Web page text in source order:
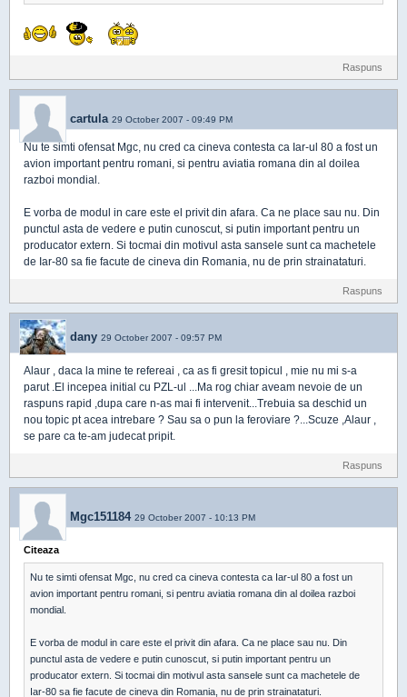
Raspuns
cartula 29 October 2007 - 09:49 PM
Nu te simti ofensat Mgc, nu cred ca cineva contesta ca Iar-ul 80 a fost un
avion important pentru romani, si pentru aviatia romana din al doilea
razboi mondial.
E vorba de modul in care este el privit din afara. Ca ne place sau nu. Din
punctul asta de vedere e putin cunoscut, si putin important pentru un
producator extern. Si tocmai din motivul asta sansele sunt ca machetele
de Iar-80 sa fie facute de cineva din Romania, nu de prin strainataturi.
Raspuns
dany 29 October 2007 - 09:57 PM
Alaur , daca la mine te refereai , ca as fi gresit topicul , mie nu mi s-a
parut .El incepea initial cu PZL-ul ...Ma rog chiar aveam nevoie de un
raspuns rapid ,dupa care n-as mai fi intervenit...Trebuia sa deschid un
nou topic pt acea intrebare ? Sau sa o pun la feroviare ?...Scuze ,Alaur ,
se pare ca te-am judecat pripit.
Raspuns
Mgc151184 29 October 2007 - 10:13 PM
Citeaza
Nu te simti ofensat Mgc, nu cred ca cineva contesta ca Iar-ul 80 a fost un
avion important pentru romani, si pentru aviatia romana din al doilea razboi
mondial.
E vorba de modul in care este el privit din afara. Ca ne place sau nu. Din
punctul asta de vedere e putin cunoscut, si putin important pentru un
producator extern. Si tocmai din motivul asta sansele sunt ca machetele de
Iar-80 sa fie facute de cineva din Romania, nu de prin strainataturi.